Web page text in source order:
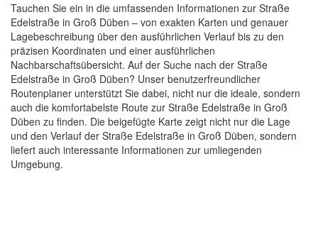
Tauchen Sie ein in die umfassenden Informationen zur Straße
Edelstraße in Groß Düben – von exakten Karten und genauer
Lagebeschreibung über den ausführlichen Verlauf bis zu den
präzisen Koordinaten und einer ausführlichen
Nachbarschaftsübersicht. Auf der Suche nach der Straße
Edelstraße in Groß Düben? Unser benutzerfreundlicher
Routenplaner unterstützt Sie dabei, nicht nur die ideale, sondern
auch die komfortabelste Route zur Straße Edelstraße in Groß
Düben zu finden. Die beigefügte Karte zeigt nicht nur die Lage
und den Verlauf der Straße Edelstraße in Groß Düben, sondern
liefert auch interessante Informationen zur umliegenden
Umgebung.